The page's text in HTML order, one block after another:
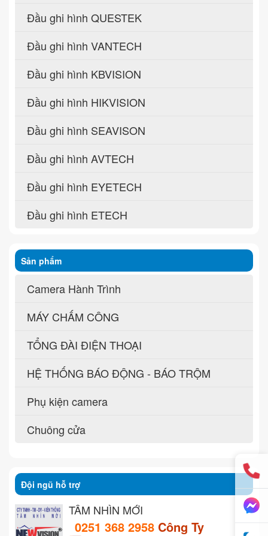
Đầu ghi hình QUESTEK
Đầu ghi hình VANTECH
Đầu ghi hình KBVISION
Đầu ghi hình HIKVISION
Đầu ghi hình SEAVISON
Đầu ghi hình AVTECH
Đầu ghi hình EYETECH
Đầu ghi hình ETECH
Sản phẩm
Camera Hành Trình
MÁY CHẤM CÔNG
TỔNG ĐÀI ĐIỆN THOẠI
HỆ THỐNG BÁO ĐỘNG - BÁO TRỘM
Phụ kiện camera
Chuông cửa
Đội ngũ hỗ trợ
TẦM NHÌN MỚI
0251 368 2958 Công Ty